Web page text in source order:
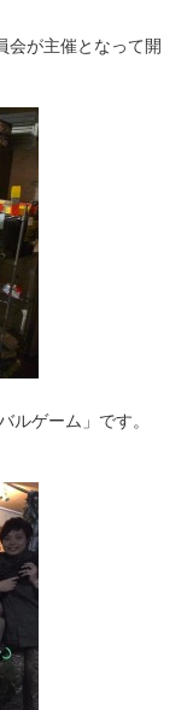
会が主催となって開
ルゲーム」です。